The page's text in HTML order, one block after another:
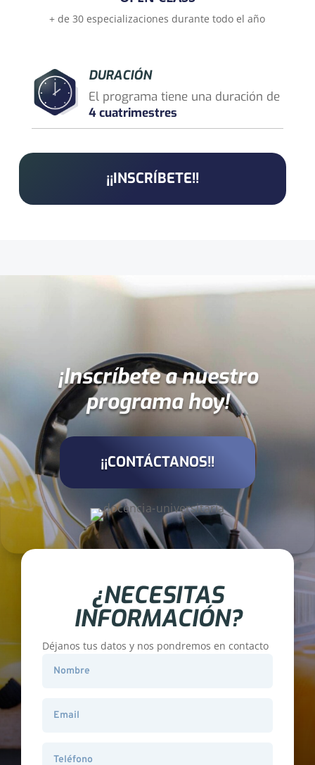
+ de 30 especializaciones durante todo el año
DURACIÓN
El programa tiene una duración de
4 cuatrimestres
¡¡INSCRÍBETE!!
¡Inscríbete a nuestro
programa hoy!
¡¡CONTÁCTANOS!!
¿NECESITAS
INFORMACIÓN?
Déjanos tus datos y nos pondremos en contacto